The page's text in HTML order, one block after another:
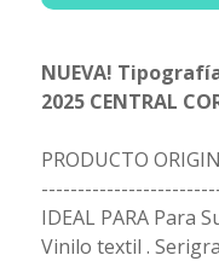
NUEVA!
2025 CENTRAL
PRODUCTO
IDEAL PARA Para
Vinilo textil .